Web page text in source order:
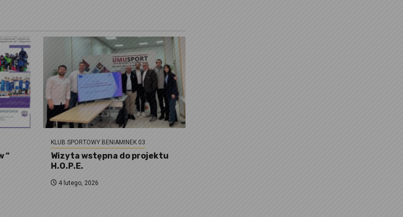
“
KLUB SPORTOWY BENIAMINEK 03
Wizyta wstępna do projektu
H.O.P.E.
4 lutego, 2026